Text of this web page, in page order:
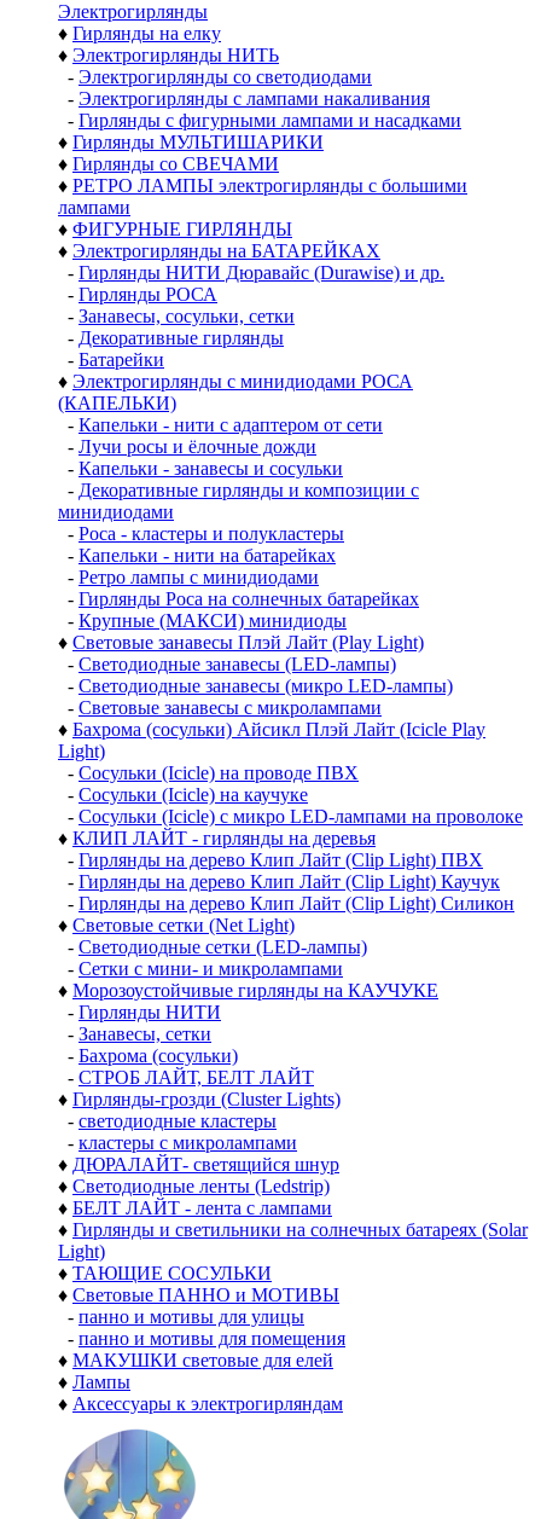
Электро­гирлянды
♦ Гирлянды на елку
♦ Электрогирлянды НИТЬ
- Электрогирлянды со светодиодами
- Электрогирлянды с лампами накаливания
- Гирлянды с фигурными лампами и насадками
♦ Гирлянды МУЛЬТИШАРИКИ
♦ Гирлянды со СВЕЧАМИ
♦ РЕТРО ЛАМПЫ электрогирлянды с большими
лампами
♦ ФИГУРНЫЕ ГИРЛЯНДЫ
♦ Электрогирлянды на БАТАРЕЙКАХ
- Гирлянды НИТИ Дюравайс (Durawise) и др.
- Гирлянды РОСА
- Занавесы, сосульки, сетки
- Декоративные гирлянды
- Батарейки
♦ Электрогирлянды с минидиодами РОСА
(КАПЕЛЬКИ)
- Капельки - нити с адаптером от сети
- Лучи росы и ёлочные дожди
- Капельки - занавесы и сосульки
- Декоративные гирлянды и композиции с
минидиодами
- Роса - кластеры и полукластеры
- Капельки - нити на батарейках
- Ретро лампы с минидиодами
- Гирлянды Роса на солнечных батарейках
- Крупные (МАКСИ) минидиоды
♦ Световые занавесы Плэй Лайт (Play Light)
- Светодиодные занавесы (LED-лампы)
- Светодиодные занавесы (микро LED-лампы)
- Световые занавесы с микролампами
♦ Бахрома (сосульки) Айсикл Плэй Лайт (Icicle Play
Light)
- Сосульки (Icicle) на проводе ПВХ
- Сосульки (Icicle) на каучуке
- Сосульки (Icicle) с микро LED-лампами на проволоке
♦ КЛИП ЛАЙТ - гирлянды на деревья
- Гирлянды на дерево Клип Лайт (Clip Light) ПВХ
- Гирлянды на дерево Клип Лайт (Clip Light) Каучук
- Гирлянды на дерево Клип Лайт (Clip Light) Силикон
♦ Световые сетки (Net Light)
- Светодиодные сетки (LED-лампы)
- Сетки с мини- и микролампами
♦ Морозоустойчивые гирлянды на КАУЧУКЕ
- Гирлянды НИТИ
- Занавесы, сетки
- Бахрома (сосульки)
- СТРОБ ЛАЙТ, БЕЛТ ЛАЙТ
♦ Гирлянды-грозди (Cluster Lights)
- светодиодные кластеры
- кластеры с микролампами
♦ ДЮРАЛАЙТ- светящийся шнур
♦ Светодиодные ленты (Ledstrip)
♦ БЕЛТ ЛАЙТ - лента с лампами
♦ Гирлянды и светильники на солнечных батареях (Solar
Light)
♦ ТАЮЩИЕ СОСУЛЬКИ
♦ Световые ПАННО и МОТИВЫ
- панно и мотивы для улицы
- панно и мотивы для помещения
♦ МАКУШКИ световые для елей
♦ Лампы
♦ Аксессуары к электрогирляндам